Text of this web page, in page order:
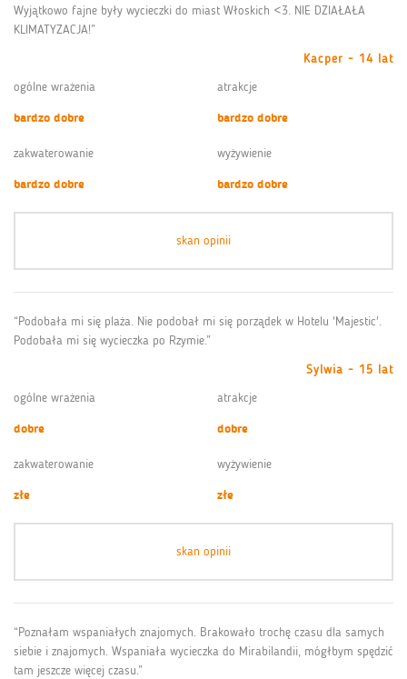
Wyjątkowo fajne były wycieczki do miast Włoskich <3. NIE DZIAŁAŁA
KLIMATYZACJA!”
Kacper - 14 lat
ogólne wrażenia
bardzo dobre
atrakcje
bardzo dobre
zakwaterowanie
bardzo dobre
wyżywienie
bardzo dobre
skan opinii
“Podobała mi się plaża. Nie podobał mi się porządek w Hotelu 'Majestic'.
Podobała mi się wycieczka po Rzymie.”
Sylwia - 15 lat
ogólne wrażenia
dobre
atrakcje
dobre
zakwaterowanie
złe
wyżywienie
złe
skan opinii
“Poznałam wspaniałych znajomych. Brakowało trochę czasu dla samych
siebie i znajomych. Wspaniała wycieczka do Mirabilandii, mógłbym spędzić
tam jeszcze więcej czasu.”